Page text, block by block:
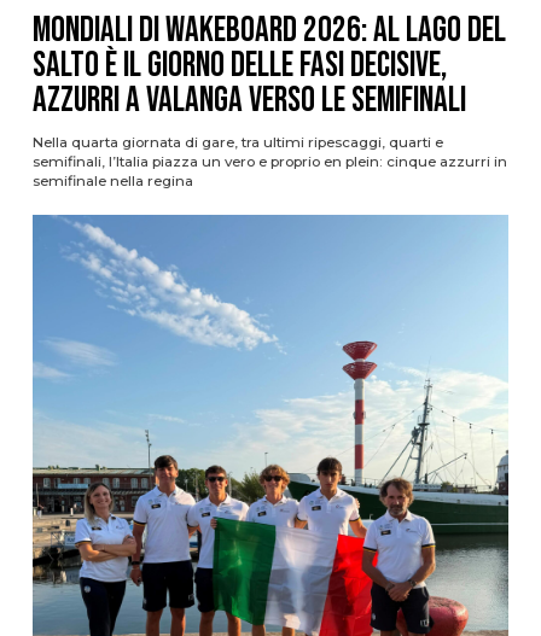
Mondiali di Wakeboard 2026: al Lago del
Salto è il giorno delle fasi decisive,
azzurri a valanga verso le semifinali
Nella quarta giornata di gare, tra ultimi ripescaggi, quarti e
semifinali, l’Italia piazza un vero e proprio en plein: cinque azzurri in
semifinale nella regina